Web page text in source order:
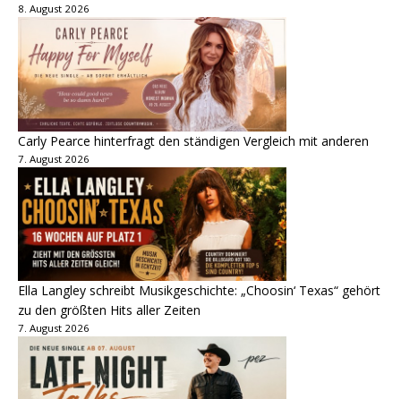
8. August 2026
Carly Pearce hinterfragt den ständigen Vergleich mit anderen
7. August 2026
Ella Langley schreibt Musikgeschichte: „Choosin‘ Texas“ gehört
zu den größten Hits aller Zeiten
7. August 2026